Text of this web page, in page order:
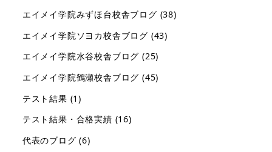
エイメイ学院みずほ台校舎ブログ (38)
エイメイ学院ソヨカ校舎ブログ (43)
エイメイ学院水谷校舎ブログ (25)
エイメイ学院鶴瀬校舎ブログ (45)
テスト結果 (1)
テスト結果・合格実績 (16)
代表のブログ (6)